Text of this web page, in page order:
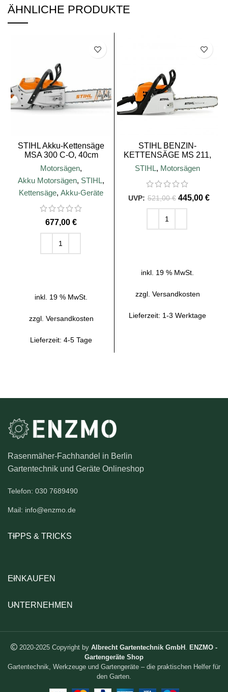
ÄHNLICHE PRODUKTE
STIHL Akku-Kettensäge
MSA 300 C-O, 40cm
Schienenlänge
Motorsägen,
Akku Motorsägen, STIHL,
Kettensäge, Akku-Geräte
€
inkl. 19 % MwSt.
zzgl. Versandkosten
Lieferzeit: 4-5 Tage
STIHL BENZIN-
KETTENSÄGE MS 211,
PD3, 35 cm
STIHL, Motorsägen
521,00€ 445,00 €
inkl. 19 % MwSt.
zzgl. Versandkosten
Lieferzeit: 1-3 Werktage
Rasenmäher-Fachhandel in Berlin
Gartentechnik und Geräte Onlineshop
Telefon: 030 7689490
Mail: info@enzmo.de
TIPPS & TRICKS
EINKAUFEN
UNTERNEHMEN
2020-2025 Copyright by Albrecht Gartentechnik GmbH . ENZMO -
Gartengeräte Shop
Gartentechnik, Werkzeuge und Gartengeräte – die praktischen Helfer für
den Garten.